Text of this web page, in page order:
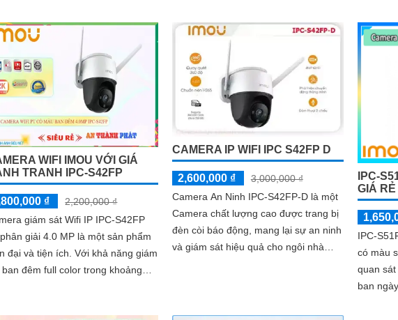
WIFI IMOU VỚI GIÁ
TRANH IPC-S42FP
₫
2,200,000 ₫
giám sát Wifi IP IPC-S42FP
giải 4.0 MP là một sản phẩm
và tiện ích. Với khả năng giám
ban đêm full color trong khoảng
CAMERA IP WIFI IPC S42FP D
2,600,000 ₫
3,000,000 ₫
Camera An Ninh IPC-S42FP-D là một
Camera chất lượng cao được trang bị
đèn còi báo động, mang lại sự an ninh
và giám sát hiệu quả cho ngôi nhà
IPC-
GIÁ RẺ
IPC-
có màu
quan
ban